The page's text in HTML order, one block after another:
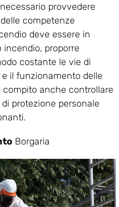
provvedere
competenze
deve essere in
proporre
costante le vie di
e il funzionamento delle
anche controllare
protezione personale
Borgaria